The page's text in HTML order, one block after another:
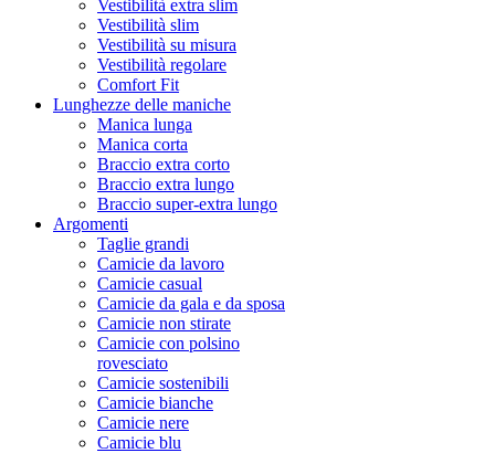
Vestibilità extra slim
Vestibilità slim
Vestibilità su misura
Vestibilità regolare
Comfort Fit
Lunghezze delle maniche
Manica lunga
Manica corta
Braccio extra corto
Braccio extra lungo
Braccio super-extra lungo
Argomenti
Taglie grandi
Camicie da lavoro
Camicie casual
Camicie da gala e da sposa
Camicie non stirate
Camicie con polsino
rovesciato
Camicie sostenibili
Camicie bianche
Camicie nere
Camicie blu